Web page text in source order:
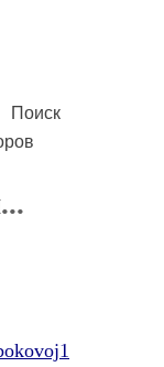
Поиск